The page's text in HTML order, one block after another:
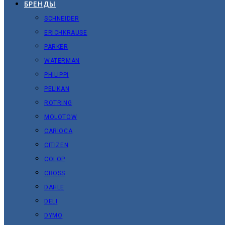
БРЕНДЫ
SCHNEIDER
ERICHKRAUSE
PARKER
WATERMAN
PHILIPPI
PELIKAN
ROTRING
MOLOTOW
CARIOCA
CITIZEN
COLOP
CROSS
DAHLE
DELI
DYMO